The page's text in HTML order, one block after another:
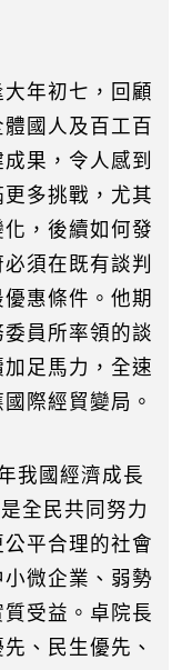
年初七，回顧
國人及百工百
果，令人感到
多挑戰，尤其
，後續如何發
須在既有談判
惠條件。他期
員所率領的談
足馬力，全速
際經貿變局。
我國經濟成長
全民共同努力
平合理的社會
微企業、弱勢
受益。卓院長
、民生優先、